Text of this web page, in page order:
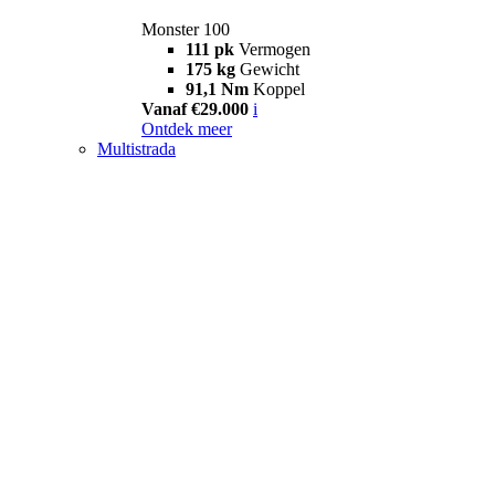
Monster 100
111 pk Vermogen
175 kg Gewicht
91,1 Nm Koppel
Vanaf €29.000 i
Ontdek meer
Multistrada